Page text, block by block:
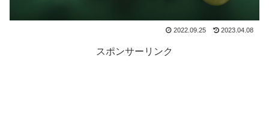
2022.09.25 2023.04.08
スポンサーリンク